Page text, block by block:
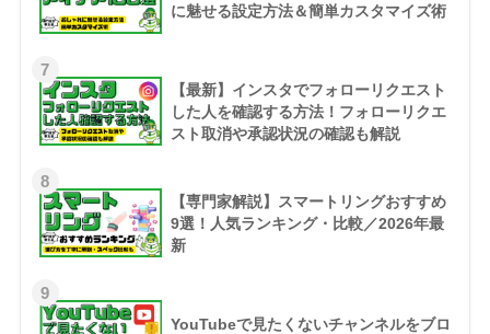
に魅せる設定方法＆簡単カスタマイズ術
7
【最新】インスタでフォローリクエスト
した人を確認する方法！フォローリクエ
スト取消や承認状況の確認も解説
8
【専門家解説】スマートリングおすすめ
9選！人気ランキング・比較／2026年最
新
9
YouTubeで見たくないチャンネルをブロ